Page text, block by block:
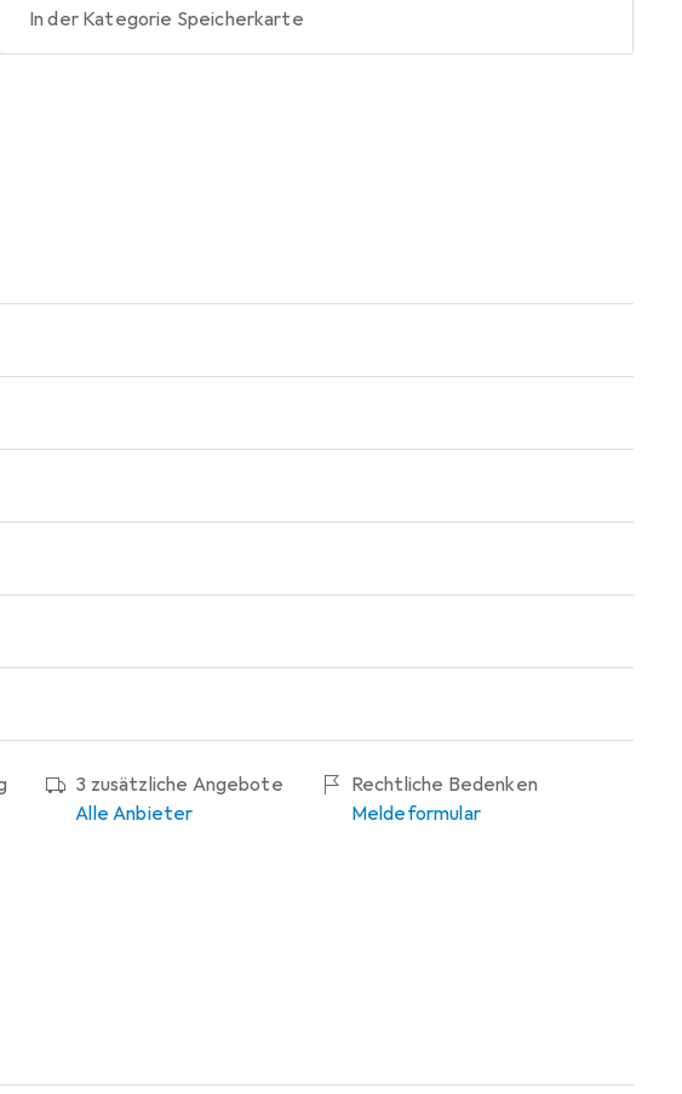
In der Kategorie Speicherkarte
3 zusätzliche Angebote
Alle Anbieter
Rechtliche Bedenken
Meldeformular